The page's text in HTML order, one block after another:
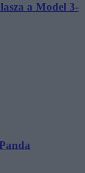
a Model 3-